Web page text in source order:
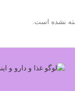
نشده است.